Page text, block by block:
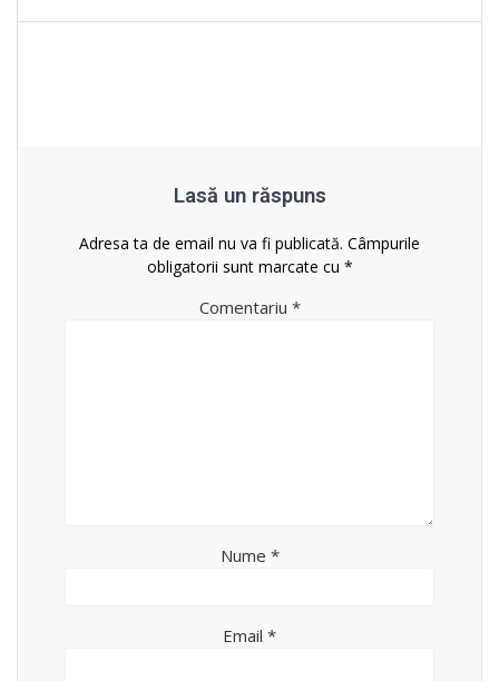
Lasă un răspuns
Adresa ta de email nu va fi publicată. Câmpurile
obligatorii sunt marcate cu *
Comentariu *
Nume *
Email *